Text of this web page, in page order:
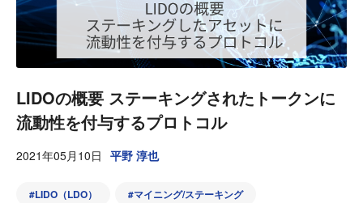
LIDOの概要 ステーキングされたトークンに
流動性を付与するプロトコル
2021年05月10日 平野 淳也
#LIDO（LDO） #マイニング/ステーキング